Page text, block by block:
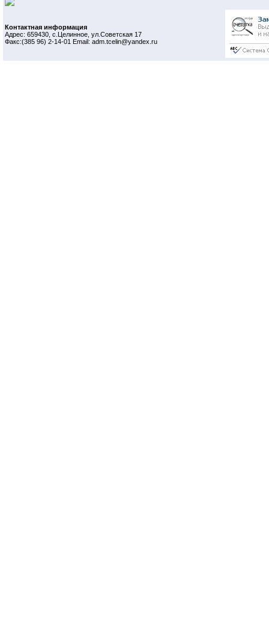
Контактная информация
Адрес: 659430, с.Целинное, ул.Советская 17
Факс:(385 96) 2-14-01 Email: adm.tcelin@yandex.ru